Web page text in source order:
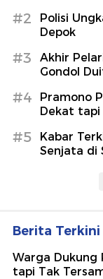
#2
Polisi
Depok
#3
Akhir
Gondol
#4
Pramono
Dekat tapi
#5
Kabar
Senjata di
Berita Terkini
Warga Dukung
tapi Tak